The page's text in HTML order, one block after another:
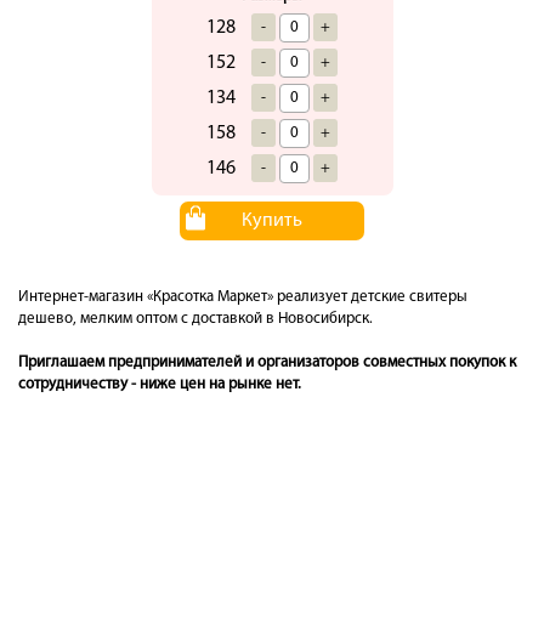
128 - +
152 - +
134 - +
158 - +
146 - +
Купить
Интернет-магазин «Красотка Маркет» реализует детские свитеры
дешево, мелким оптом с доставкой в Новосибирск.
Приглашаем предпринимателей и организаторов совместных покупок к
сотрудничеству - ниже цен на рынке нет.